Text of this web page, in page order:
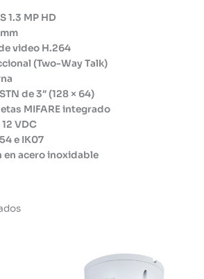
1.3 MP HD
video H.264
(Two-Way Talk)
de 3″ (128 × 64)
MIFARE integrado
VDC
e IK07
acero inoxidable